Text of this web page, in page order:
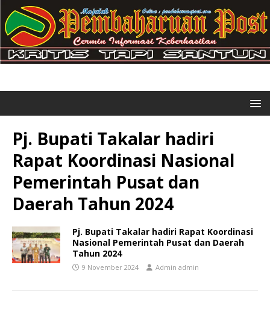
Pj. Bupati Takalar hadiri
Rapat Koordinasi Nasional
Pemerintah Pusat dan
Daerah Tahun 2024
Pj. Bupati Takalar hadiri Rapat Koordinasi
Nasional Pemerintah Pusat dan Daerah
Tahun 2024
9 November 2024 Admin admin